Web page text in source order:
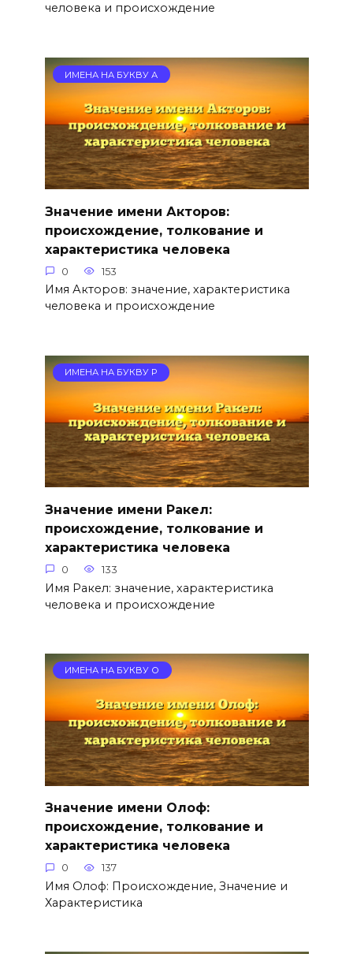
человека и происхождение
ИМЕНА НА БУКВУ А
Значение имени Акторов:
происхождение, толкование и
характеристика человека
0 153
Имя Акторов: значение, характеристика
человека и происхождение
ИМЕНА НА БУКВУ Р
Значение имени Ракел:
происхождение, толкование и
характеристика человека
0 133
Имя Ракел: значение, характеристика
человека и происхождение
ИМЕНА НА БУКВУ О
Значение имени Олоф:
происхождение, толкование и
характеристика человека
0 137
Имя Олоф: Происхождение, Значение и
Характеристика